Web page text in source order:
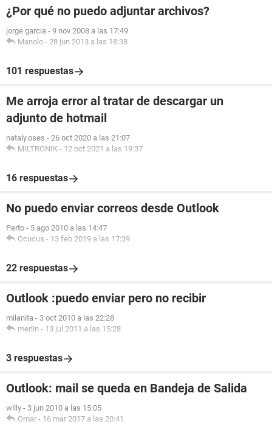
¿Por qué no puedo adjuntar archivos?
jorge garcia - 9 nov 2008 a las 17:49
Manolo - 28 jun 2013 a las 18:38
101 respuestas
Me arroja error al tratar de descargar un
adjunto de hotmail
nataly.oses - 26 oct 2020 a las 21:07
MILTRONIK - 12 oct 2021 a las 19:37
16 respuestas
No puedo enviar correos desde Outlook
Perto - 5 ago 2010 a las 14:47
Ocucus - 13 feb 2019 a las 17:39
22 respuestas
Outlook :puedo enviar pero no recibir
milanita - 3 oct 2010 a las 22:28
merlin - 13 jul 2011 a las 15:28
3 respuestas
Outlook: mail se queda en Bandeja de Salida
willy - 3 jun 2010 a las 15:05
Omar - 16 mar 2017 a las 20:41